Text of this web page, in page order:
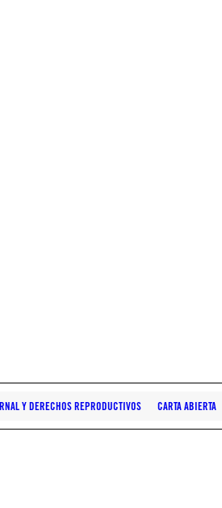
Y DERECHOS REPRODUCTIVOS CARTA ABIERTA